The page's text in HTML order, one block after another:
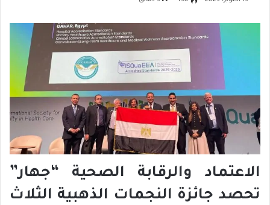
الاعتماد والرقابة الصحية “جهار”
تحصد جائزة النجمات الذهبية الثلاث